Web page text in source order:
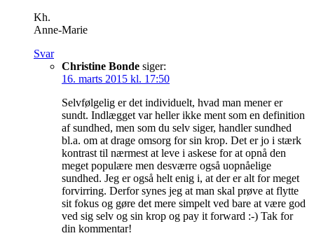
Kh.
Anne-Marie
Svar
Christine Bonde siger:
16. marts 2015 kl. 17:50
Selvfølgelig er det individuelt, hvad man mener er
sundt. Indlægget var heller ikke ment som en definition
af sundhed, men som du selv siger, handler sundhed
bl.a. om at drage omsorg for sin krop. Det er jo i stærk
kontrast til nærmest at leve i askese for at opnå den
meget populære men desværre også uopnåelige
sundhed. Jeg er også helt enig i, at der er alt for meget
forvirring. Derfor synes jeg at man skal prøve at flytte
sit fokus og gøre det mere simpelt ved bare at være god
ved sig selv og sin krop og pay it forward :-) Tak for
din kommentar!